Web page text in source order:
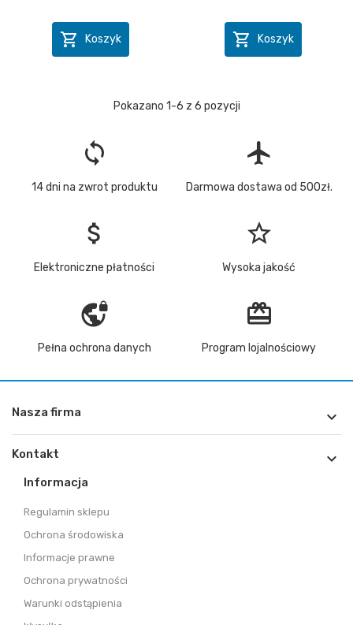
 Koszyk  Koszyk
Pokazano 1-6 z 6 pozycji
loop
14 dni na zwrot produktu
flight
Darmowa dostawa od 500zł.
attach_money
Elektroniczne płatności
star_border
Wysoka jakość
vpn_lock
Pełna ochrona danych
redeem
Program lojalnościowy
Nasza firma 
Kontakt 
Informacja
Regulamin sklepu
Ochrona środowiska
Informacje prawne
Ochrona prywatności
Warunki odstąpienia